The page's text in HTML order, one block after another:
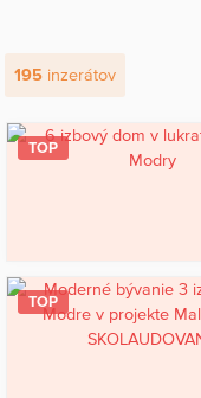
195inzerátov
TOP
TOP